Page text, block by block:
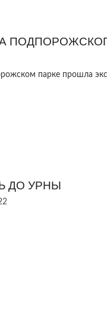
парке прошла
ДО УРНЫ